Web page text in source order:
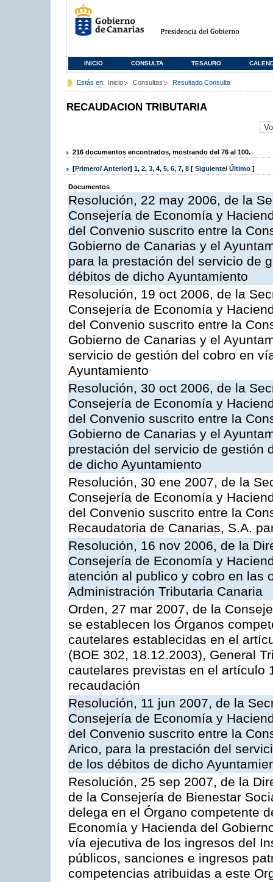
INICIO CONSULTA TESAURO
Estás en: Inicio Consultas Resultado Consulta
RECAUDACION TRIBUTARIA
216 documentos encontrados, mostrando del 76 al 100.
[Primero/ Anterior] 1, 2, 3, 4, 5, 6, 7, 8 [ Siguiente/ Último ]
Documentos
Resolución, 22 may 2006, de la
Consejería de Economía y
del Convenio suscrito entre la
Gobierno de Canarias y el
para la prestación del servicio de
débitos de dicho Ayuntamiento
Resolución, 19 oct 2006, de la
Consejería de Economía y
del Convenio suscrito entre la
Gobierno de Canarias y el
servicio de gestión del cobro en
Ayuntamiento
Resolución, 30 oct 2006, de la
Consejería de Economía y
del Convenio suscrito entre la
Gobierno de Canarias y el
prestación del servicio de gestión
de dicho Ayuntamiento
Resolución, 30 ene 2007, de la
Consejería de Economía y
del Convenio suscrito entre la
Recaudatoria de Canarias, S.A.
Resolución, 16 nov 2006, de la
Consejería de Economía y
atención al publico y cobro en las
Administración Tributaria Canaria
Orden, 27 mar 2007, de la
se establecen los Órganos
cautelares establecidas en el
(BOE 302, 18.12.2003), General
cautelares previstas en el artículo
recaudación
Resolución, 11 jun 2007, de la
Consejería de Economía y
del Convenio suscrito entre la
Arico, para la prestación del
de los débitos de dicho
Resolución, 25 sep 2007, de la
de la Consejería de Bienestar
delega en el Órgano competente
Economía y Hacienda del
vía ejecutiva de los ingresos del
públicos, sanciones e ingresos
competencias atribuidas a este